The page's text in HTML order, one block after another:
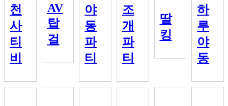
천
사
티
비
AV
탑
걸
야
동
파
티
조
개
파
티
딸
킹
하
루
야
동